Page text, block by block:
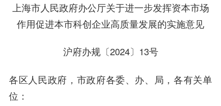
上海市人民政府办公厅关于进一步发挥资本市场
作用促进本市科创企业高质量发展的实施意见
沪府办规〔2024〕13号
各区人民政府，市政府各委、办、局，各有关单
位：